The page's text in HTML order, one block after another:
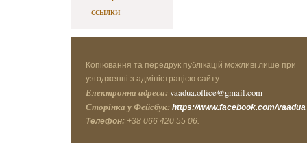
ссылки
Копіювання та передрук публікацій можливі лише при
узгодженні з адміністрацією сайту.
Електронна адреса: vaadua.office@gmail.com
Сторінка у Фейсбук: https://www.facebook.com/vaadua
Телефон: +38 066 420 55 06.